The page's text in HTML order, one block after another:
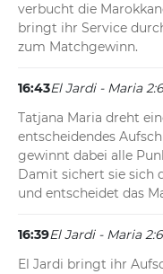
verbucht die
bringt ihr Service
zum Matchgewinn.
16:43El Jardi - Maria
Tatjana Maria dreht
entscheidendes
gewinnt dabei alle
Damit sichert sie sich
und entscheidet das
16:39El Jardi - Maria
El Jardi bringt ihr